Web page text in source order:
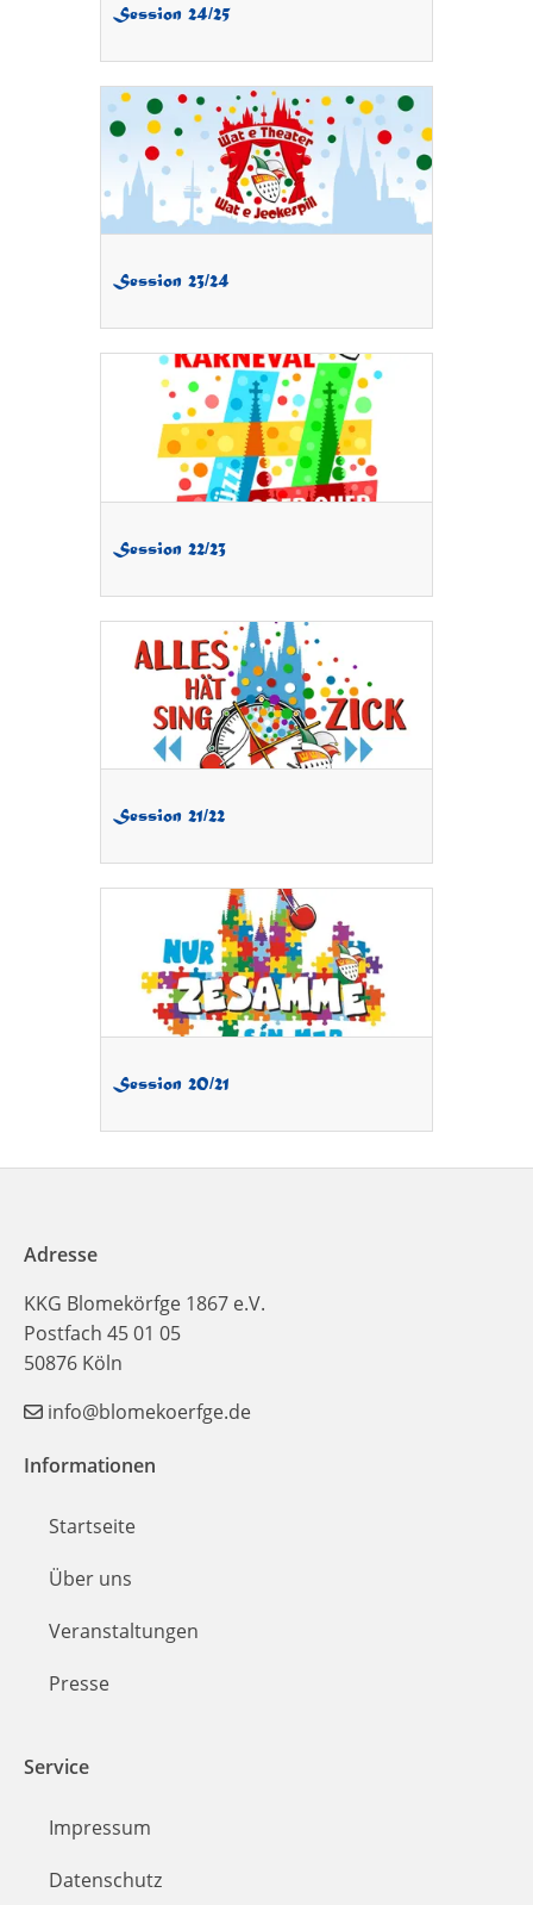
Session 24/25
Session 23/24
Session 22/23
Session 21/22
Session 20/21
Adresse
KKG Blomekörfge 1867 e.V.
Postfach 45 01 05
50876 Köln
info@blomekoerfge.de
Informationen
Startseite
Über uns
Veranstaltungen
Presse
Service
Impressum
Datenschutz